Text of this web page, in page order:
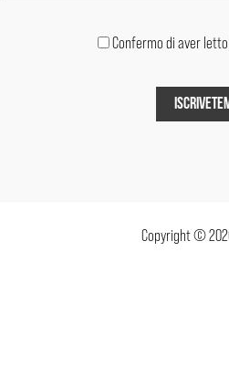
Confermo di aver
Copyright ©